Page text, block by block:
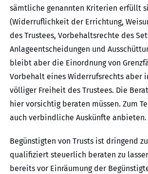
sämtliche genannten Kriterien erfüllt
(Widerruflichkeit der Errichtung,
des Trustees, Vorbehaltsrechte des
Anlageentscheidungen und
bleibt aber die Einordnung von
Vorbehalt eines Widerrufsrechts aber
völliger Freiheit des Trustees. Die
hier vorsichtig beraten müssen. Zum
auch verbindliche Auskünfte anbieten.
Begünstigten von Trusts ist dringend
qualifiziert steuerlich beraten zu
bereits vor Einräumung der